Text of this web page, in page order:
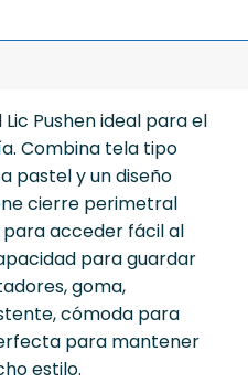
Pushen ideal para el
Combina tela tipo
pastel y un diseño
cierre perimetral
acceder fácil al
para guardar
goma,
cómoda para
para mantener
estilo.